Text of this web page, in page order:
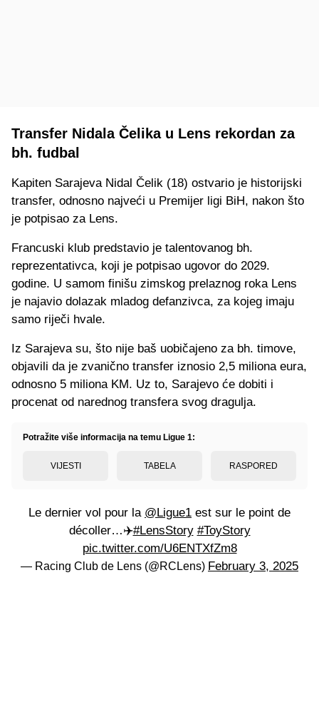
Transfer Nidala Čelika u Lens rekordan za
bh. fudbal
Kapiten Sarajeva Nidal Čelik (18) ostvario je historijski
transfer, odnosno najveći u Premijer ligi BiH, nakon što
je potpisao za Lens.
Francuski klub predstavio je talentovanog bh.
reprezentativca, koji je potpisao ugovor do 2029.
godine. U samom finišu zimskog prelaznog roka Lens
je najavio dolazak mladog defanzivca, za kojeg imaju
samo riječi hvale.
Iz Sarajeva su, što nije baš uobičajeno za bh. timove,
objavili da je zvanično transfer iznosio 2,5 miliona eura,
odnosno 5 miliona KM. Uz to, Sarajevo će dobiti i
procenat od narednog transfera svog dragulja.
Potražite više informacija na temu Ligue 1:
VIJESTI TABELA RASPORED
Le dernier vol pour la @Ligue1 est sur le point de
décoller…✈️#LensStory #ToyStory
pic.twitter.com/U6ENTXfZm8
— Racing Club de Lens (@RCLens) February 3, 2025